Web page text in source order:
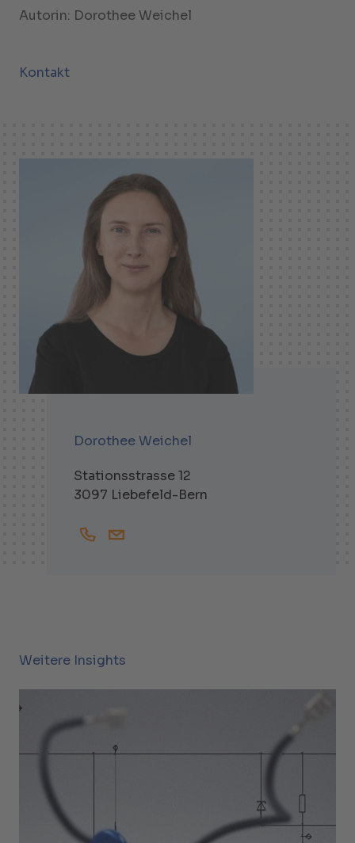
Autorin: Dorothee Weichel
Kontakt
Dorothee Weichel
Stationsstrasse 12
3097 Liebefeld-Bern
+41319791659
Dorothee.Weichel@helbling.ch
Weitere Insights